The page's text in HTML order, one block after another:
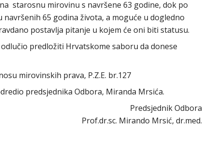
starosnu mirovinu s navršene 63 godine, dok po
65 godina života, a moguće u dogledno
postavlja pitanje u kojem će oni biti statusu.
predložiti Hrvatskome saboru da donese
mirovinskih prava, P.Z.E. br.127
predsjednika Odbora, Miranda Mrsića.
Predsjednik Odbora
Prof.dr.sc. Mirando Mrsić, dr.med.